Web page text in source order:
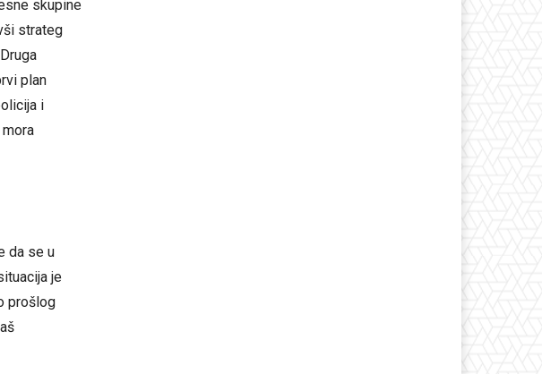
skupine
strateg
plan
i
da se u
je
prošlog